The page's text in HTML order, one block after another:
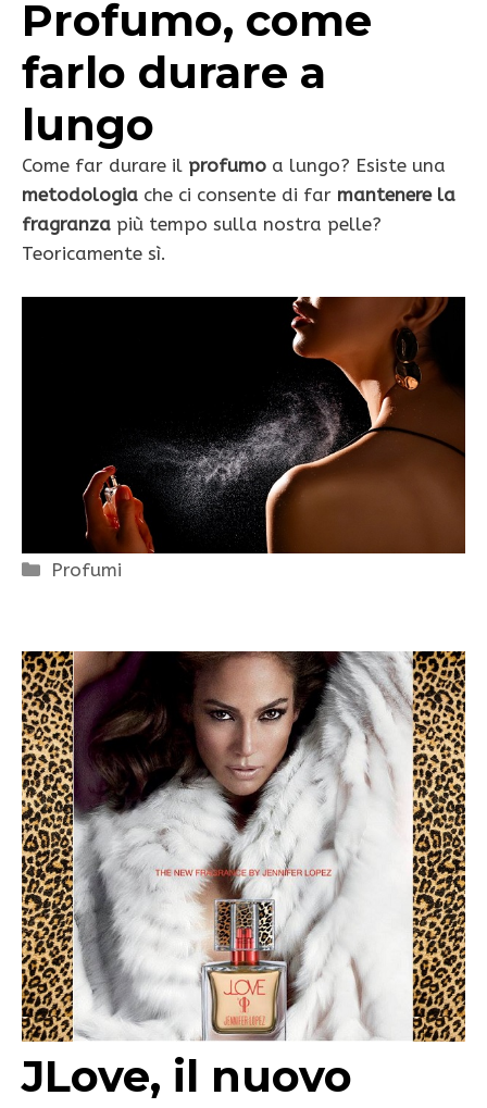
Profumo, come
farlo durare a
lungo
Come far durare il profumo a lungo? Esiste una
metodologia che ci consente di far mantenere la
fragranza più tempo sulla nostra pelle?
Teoricamente sì.
Categorie
Profumi
JLove, il nuovo